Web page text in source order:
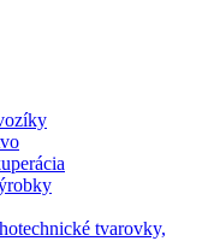
tvarovky,